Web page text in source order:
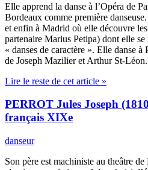
Elle apprend la danse à l’Opéra de
Bordeaux comme première
et enfin à Madrid où elle découvre
partenaire Marius Petipa) dont elle
« danses de caractère ». Elle danse à
de Joseph Mazilier et Arthur St-Léon.
Lire le reste de cet article »
PERROT Jules Joseph
français XIXe
danseur
Son père est machiniste au theâtre